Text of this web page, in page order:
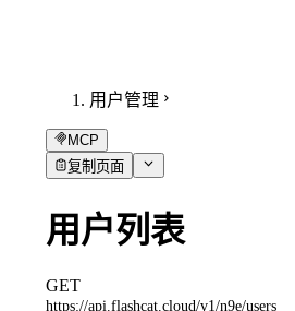
用户管理
MCP
复制页面
用户列表
GET
https://api.flashcat.cloud/v1/n9e/users